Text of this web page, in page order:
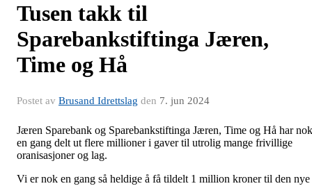
Tusen takk til
Sparebankstiftinga Jæren,
Time og Hå
Postet av Brusand Idrettslag den 7. jun 2024
Jæren Sparebank og Sparebankstiftinga Jæren, Time og Hå har nok
en gang delt ut flere millioner i gaver til utrolig mange frivillige
oranisasjoner og lag.
Vi er nok en gang så heldige å få tildelt 1 million kroner til den nye